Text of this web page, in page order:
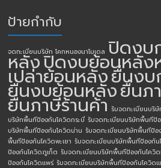
ป้ายกำกับ
จดทะเบียนบริษัท โคกหนองนาโมเดล ปิดงบ
หลังปิดงบย้อนหลัง
เปล่าย้อนหลังยื่นงบ
ยื่นงบย้อนหลังยื่นภ
ยื่นภาษีร้านค้า รับจดทะเบียนบริ
บริษัทพื้นทีป้องกันโควิดกระบี่ รับจดทะเบียนบริษัทพื้นทีป้
บริษัทพื้นทีป้องกันโควิดน่าน รับจดทะเบียนบริษัทพื้นทีป้อ
พื้นทีป้องกันโควิดพะเยา รับจดทะเบียนบริษัทพื้นทีป้องกัน
ป้องกันโควิดภูเก็ต รับจดทะเบียนบริษัทพื้นทีป้องกันโควิ
ป้องกันโควิดแพร่ รับจดทะเบียนบริษัทพื้นทีป้องกันโควิด